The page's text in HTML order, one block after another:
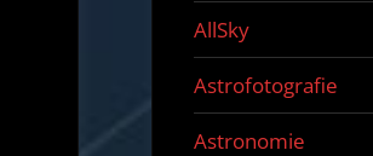
AllSky
Astrofotografie
Astronomie